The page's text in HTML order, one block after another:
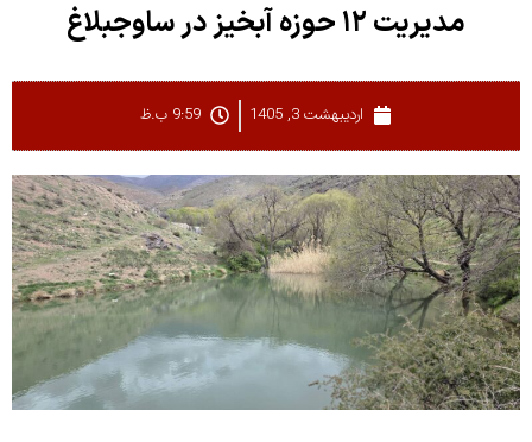
مدیریت ۱۲ حوزه آبخیز در ساوجبلاغ
اردیبهشت 3, 1405 9:59 ب.ظ